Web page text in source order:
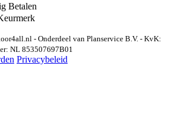
Betalen
- Onderdeel van Planservice B.V. - KvK:
NL 853507697B01
Privacybeleid